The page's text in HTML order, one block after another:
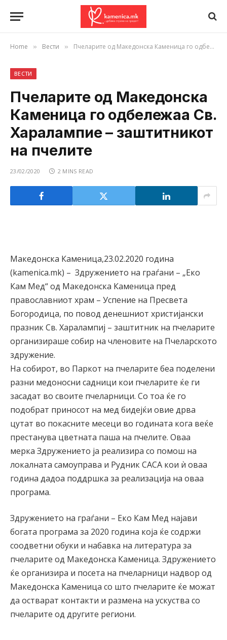
Home » Вести » Пчеларите од Македонска Каменица го одбележаа Св. Харалампие – заштитникот на пчелите
ВЕСТИ
Пчеларите од Македонска
Каменица го одбележаа Св.
Харалампие – заштитникот
на пчелите
23/02/2020 2 MINS READ
Македонска Каменица,23.02.2020 година
(kamenica.mk) – Здружението на граѓани – „Еко
Кам Мед“ од Македонска Каменица пред
православниот храм – Успение на Пресвета
Богородица, по повод денешниот христијански
празник Св. Харалампиј – заштитник на пчеларите
организираше собир на членовите на Пчеларското
здружение.
На собирот, во Паркот на пчеларите беа поделени
разни медоносни садници кои пчеларите ќе ги
засадат во своите пчеларници. Со тоа ќе го
подобрат приносот на мед бидејќи овие дрва
цутат во покасните месеци во годината кога веќе
престанува цветната паша на пчелите. Оваа
мерка Здружението ја реализира со помош на
локалната самоуправа и Рудник САСА кои ѝ оваа
година дадоа поддршка за реализација на оваа
програма.
Здружението на граѓани – Еко Кам Мед најави
богата програма за 2020 година која ќе содржи
соодветни обуки и набавка на литература за
пчеларите од Македонска Каменица. Здружението
ќе организира и посета на пчеларници надвор од
Македонска Каменица со што пчеларите ќе можат
да остварат контакти и размена на ускуства со
пчеларите од другите региони.